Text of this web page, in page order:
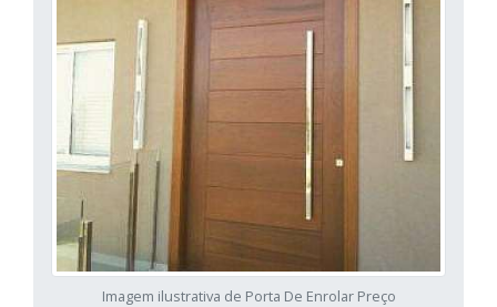
Imagem ilustrativa de Porta De Enrolar Preço